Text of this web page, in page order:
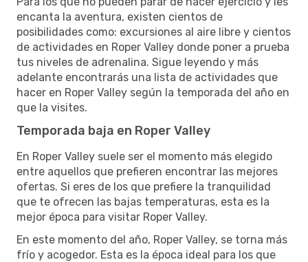
encanta la aventura, existen cientos de
posibilidades como: excursiones al aire libre y cientos
de actividades en Roper Valley donde poner a prueba
tus niveles de adrenalina. Sigue leyendo y más
adelante encontrarás una lista de actividades que
hacer en Roper Valley según la temporada del año en
que la visites.
Temporada baja en Roper Valley
En Roper Valley suele ser el momento más elegido
entre aquellos que prefieren encontrar las mejores
ofertas. Si eres de los que prefiere la tranquilidad
que te ofrecen las bajas temperaturas, esta es la
mejor época para visitar Roper Valley.
En este momento del año, Roper Valley, se torna más
frío y acogedor. Esta es la época ideal para los que